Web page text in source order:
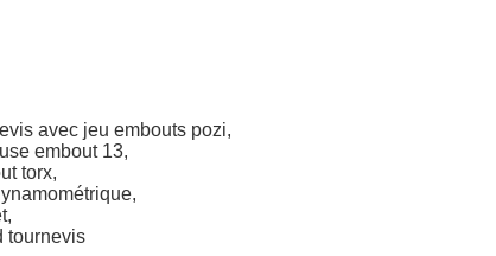
avec jeu embouts pozi,
embout 13,
torx,
tournevis